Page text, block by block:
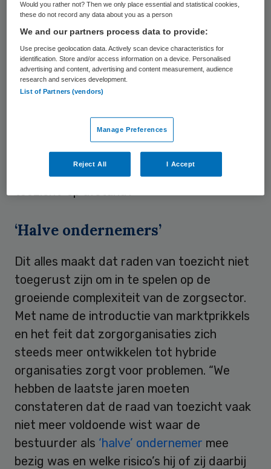
VolgensGoodijkis het model van de raad
van toezicht in de semipublieke sector
conceptueel nooit goed doordacht. Er
bestaat veel onduidelijkheid over het doel
en de meerwaarde van de raad van
bestuur en het toezicht. Daarbij hebben
toezichthouders niet zelden onverenigbare
rollen en verantwoordelijkheden. Ook leven
er verouderde opvattingen over het
‘Halve ondernemers’
Dit alles maakt dat raden van toezicht niet
toegerust zijn om in te spelen op de
groeiende complexiteit van de zorgsector.
Met name de introductie van marktprikkels
en het feit dat zorgorganisaties zich
steeds meer ontwikkelen tot hybride
organisaties zorgt voor problemen. “We
hebben de laatste jaren moeten
constateren dat de raad van toezicht vaak
niet meer voldoende wist waar de
bestuurder als ‘halve’ ondernemer mee
bezig was en welke risico’s hij of zij daarbij
Would you rather not? Then we only place essential and statistical cookies,
these do not record any data about you as a person
We and our partners process data to provide:
Use precise geolocation data. Actively scan device characteristics for
identification. Store and/or access information on a device. Personalised
advertising and content, advertising and content measurement, audience
research and services development.
List of Partners (vendors)
Manage Preferences
Reject All I Accept